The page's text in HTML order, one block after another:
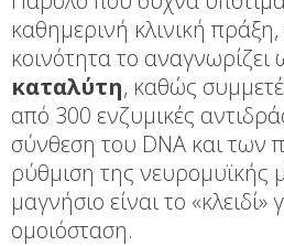
καθημερινή κλινική
κοινότητα το αναγνωρίζει
καταλύτη, καθώς
από 300 ενζυμικές
σύνθεση του DNA και των
ρύθμιση της νευρομυϊκής
μαγνήσιο είναι το «κλειδί»
ομοιόσταση.